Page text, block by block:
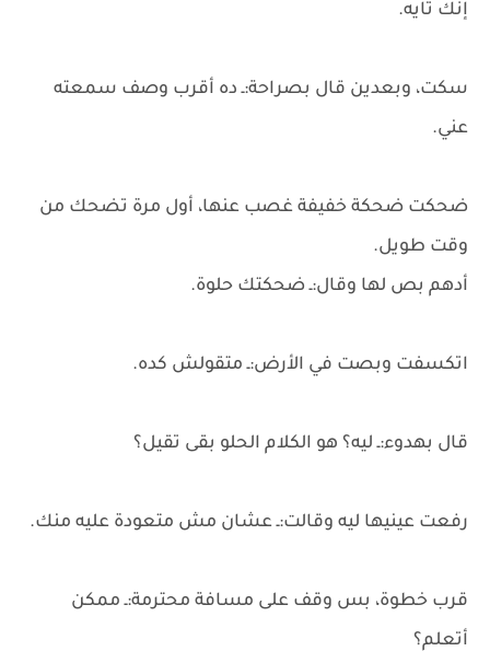
إنك تايه.
سكت، وبعدين قال بصراحة:ـ ده أقرب وصف سمعته
عني.
ضحكت ضحكة خفيفة غصب عنها، أول مرة تضحك من
وقت طويل.
أدهم بص لها وقال:ـ ضحكتك حلوة.
اتكسفت وبصت في الأرض:ـ متقولش كده.
قال بهدوء:ـ ليه؟ هو الكلام الحلو بقى تقيل؟
رفعت عينيها ليه وقالت:ـ عشان مش متعودة عليه منك.
قرب خطوة، بس وقف على مسافة محترمة:ـ ممكن
أتعلم؟